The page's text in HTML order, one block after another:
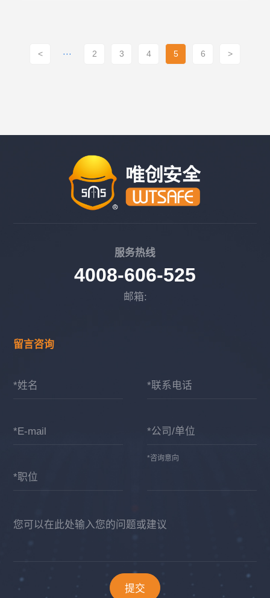
< ··· 2 3 4 5 6 >
服务热线
4008-606-525
邮箱:
留言咨询
*姓名 *联系电话
*E-mail *公司/单位
*职位
*咨询意向
您可以在此处输入您的问题或建议
提交